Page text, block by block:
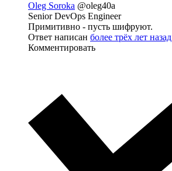
Oleg Soroka @oleg40a
Senior DevOps Engineer
Примитивно - пусть шифруют.
Ответ написан более трёх лет назад
Комментировать